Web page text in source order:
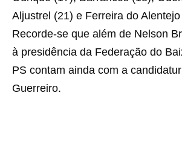
Aljustrel (21) e Ferreira do
Recorde-se que além de Nelson
à presidência da Federação do
PS contam ainda com a
Guerreiro.